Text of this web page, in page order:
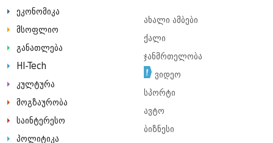
ეკონომიკა
მსოფლიო
განათლება
HI-Tech
კულტურა
მოგზაურობა
საინტერესო
პოლიტიკა
ახალი ამბები
ქალი
ჯანმრთელობა
ვიდეო
სპორტი
ავტო
ბიზნესი